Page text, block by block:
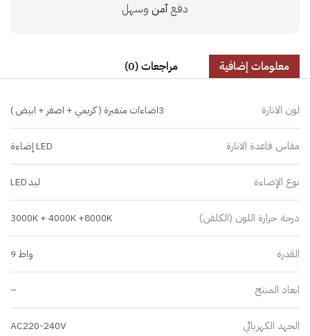
دفعآمن وسهل
معلومات إضافية مراجعات (0)
لون الانارة 3اضاءات متغيرة ( كريمي + اصفر + ابيض )
مقاس قاعدة الانارة LED إضاءة
نوع الإضاءة ليد LED
درجة حرارة اللون (الكلفن) 3000K + 4000K +8000K
القدرة واط 9
ابعاد المنتج –
الجهد الكهربائي AC220-240V